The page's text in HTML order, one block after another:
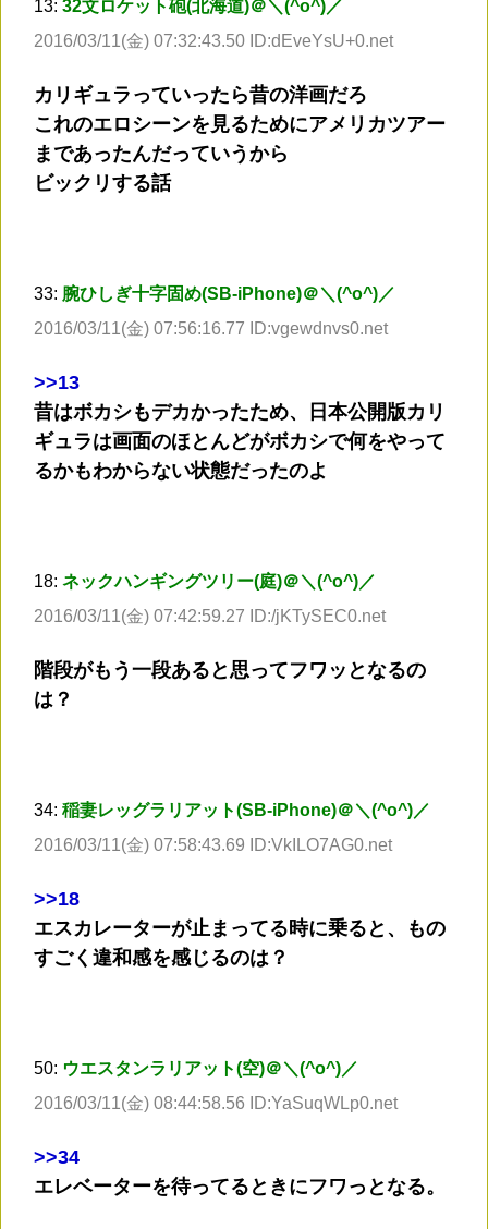
13: 32文ロケット砲(北海道)＠＼(^o^)／
2016/03/11(金) 07:32:43.50 ID:dEveYsU+0.net
カリギュラっていったら昔の洋画だろ
これのエロシーンを見るためにアメリカツアー
まであったんだっていうから
ビックリする話
33: 腕ひしぎ十字固め(SB-iPhone)＠＼(^o^)／
2016/03/11(金) 07:56:16.77 ID:vgewdnvs0.net
>>13
昔はボカシもデカかったため、日本公開版カリ
ギュラは画面のほとんどがボカシで何をやって
るかもわからない状態だったのよ
18: ネックハンギングツリー(庭)＠＼(^o^)／
2016/03/11(金) 07:42:59.27 ID:/jKTySEC0.net
階段がもう一段あると思ってフワッとなるの
は？
34: 稲妻レッグラリアット(SB-iPhone)＠＼(^o^)／
2016/03/11(金) 07:58:43.69 ID:VkILO7AG0.net
>>18
エスカレーターが止まってる時に乗ると、もの
すごく違和感を感じるのは？
50: ウエスタンラリアット(空)＠＼(^o^)／
2016/03/11(金) 08:44:58.56 ID:YaSuqWLp0.net
>>34
エレベーターを待ってるときにフワっとなる。